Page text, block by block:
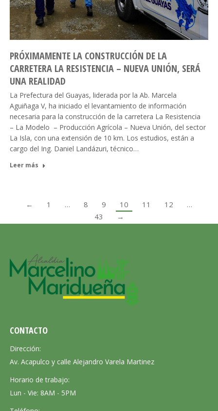
PRÓXIMAMENTE LA CONSTRUCCIÓN DE LA
CARRETERA LA RESISTENCIA – NUEVA UNIÓN, SERÁ
UNA REALIDAD
La Prefectura del Guayas, liderada por la Ab. Marcela
Aguiñaga V, ha iniciado el levantamiento de información
necesaria para la construcción de la carretera La Resistencia
– La Modelo – Producción Agrícola – Nueva Unión, del sector
La Isla, con una extensión de 10 km. Los estudios, están a
cargo del Ing. Daniel Landázuri, técnico…
Leer más
← 1 … 8 9 10 11 12
…
43
→
CONTACTO
Dirección:
Av. Acapulco y calle Alejandro Varela Martinez
Horario de trabajo:
Lun - Vie: 8AM - 5PM